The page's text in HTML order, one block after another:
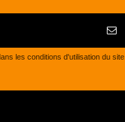
les conditions d'utilisation du site.